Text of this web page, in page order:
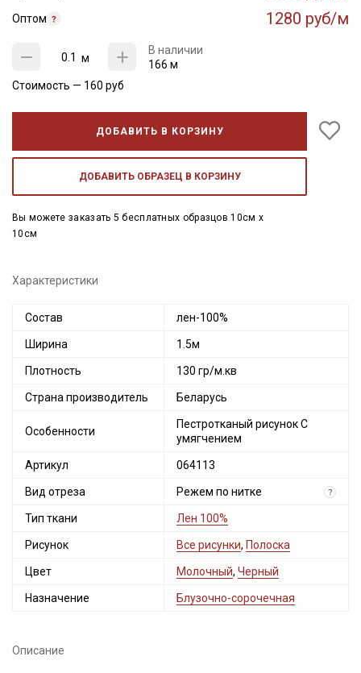
Оптом 1280 руб/м
м
В наличии
166 м
Стоимость — 160 руб
ДОБАВИТЬ В КОРЗИНУ
ДОБАВИТЬ ОБРАЗЕЦ В КОРЗИНУ
Вы можете заказать 5 бесплатных образцов 10см x
10см
Характеристики
Состав лен-100%
Ширина 1.5м
Плотность 130 гр/м.кв
Страна производитель Беларусь
Особенности
Пестротканый рисунок С
умягчением
Артикул 064113
Вид отреза Режем по нитке ?
Тип ткани Лен 100%
Рисунок Все рисунки, Полоска
Цвет Молочный, Черный
Назначение Блузочно-сорочечная
Описание
Секретная рассылка от Купава
Мы публикуем здесь дополнительные
промокоды и скидки до 30% на узкие
категории тканей